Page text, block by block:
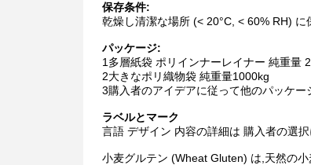
保存条件:
乾燥し清潔な場所 (< 20°C, < 60% RH) に
パッケージ:
1多層紙袋 ポリインナーレイナー 純重量
2大きなポリ織物袋 純重量1000kg
3購入者のアイデアに従って他のパッケー
ラベルとマーク
言語 デザイン 内容の詳細は 購入者の選
小麦グルテン (Wheat Gluten) は,天然の